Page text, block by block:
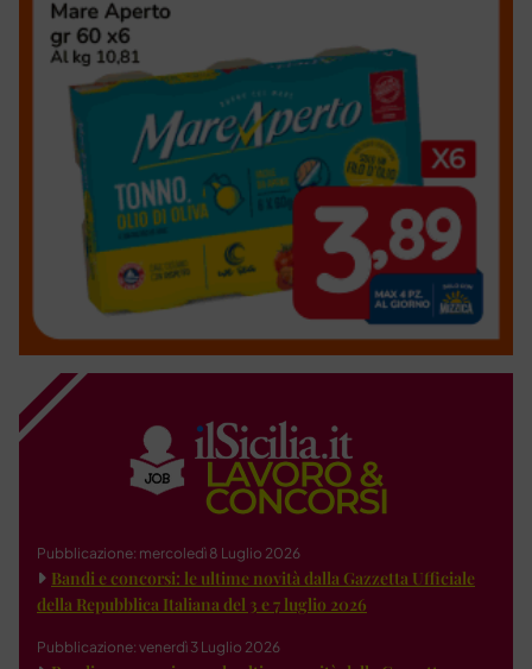
Pubblicazione: mercoledì 8 Luglio 2026
Bandi e concorsi: le ultime novità dalla Gazzetta Ufficiale
della Repubblica Italiana del 3 e 7 luglio 2026
Pubblicazione: venerdì 3 Luglio 2026